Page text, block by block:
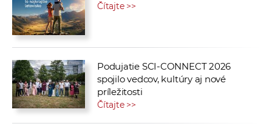
Čítajte >>
Podujatie SCI-CONNECT 2026
spojilo vedcov, kultúry aj nové
príležitosti
Čítajte >>